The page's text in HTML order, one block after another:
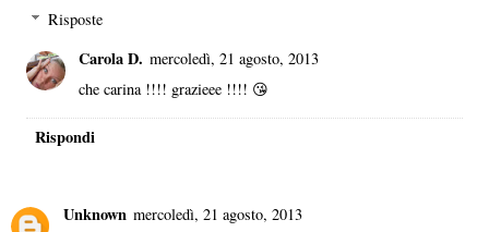
Risposte
Carola D. mercoledì, 21 agosto, 2013
che carina !!!! grazieee !!!! 😘
Rispondi
Unknown mercoledì, 21 agosto, 2013